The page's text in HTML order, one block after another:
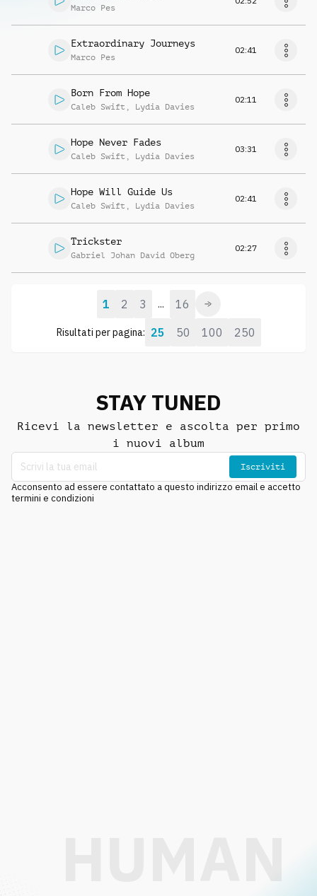
Marco Pes
Extraordinary Journeys
Marco Pes
02:41
Born From Hope
Caleb Swift , Lydia Davies
02:11
Hope Never Fades
Caleb Swift , Lydia Davies
03:31
Hope Will Guide Us
Caleb Swift , Lydia Davies
02:41
Trickster
Gabriel Johan David Oberg
02:27
Risultati per pagina: 25 50 100 250
1 2 3 ... 16
STAY TUNED
Ricevi la newsletter e ascolta per primo
i nuovi album
Iscriviti
Acconsento ad essere contattato a questo indirizzo email e accetto
termini e condizioni